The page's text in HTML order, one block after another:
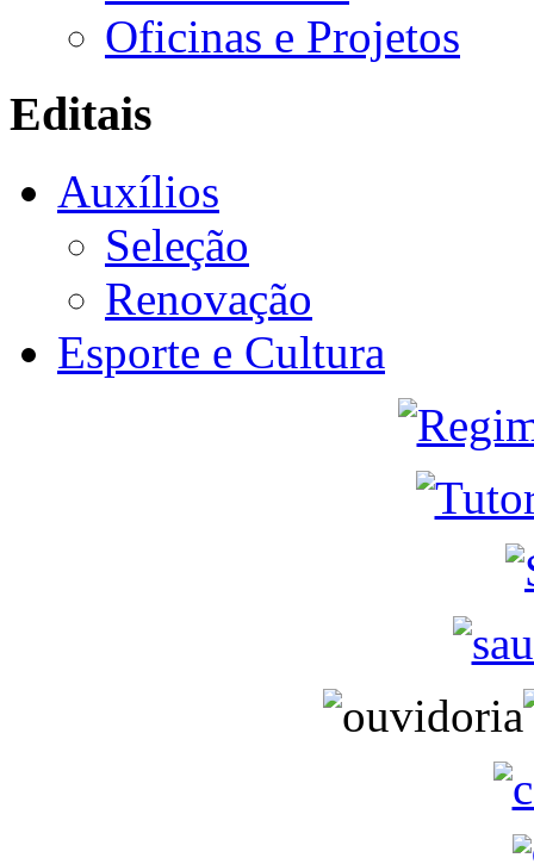
Oficinas e Projetos
Editais
Auxílios
Seleção
Renovação
Esporte e Cultura